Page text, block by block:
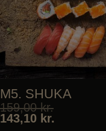
M5. SHUKA
159,00kr.
143,10 kr.